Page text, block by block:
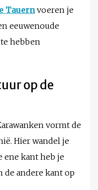
Tauernvoeren je
eeuwenoude
hebben
op de
vormt de
Hier wandel je
ene kant heb je
de andere kant op